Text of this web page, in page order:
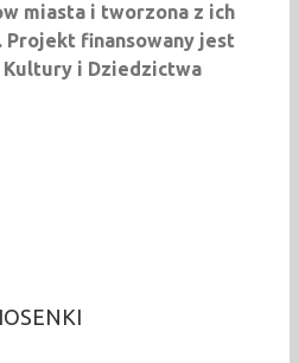
miasta i tworzona z ich
Projekt finansowany jest
i Dziedzictwa